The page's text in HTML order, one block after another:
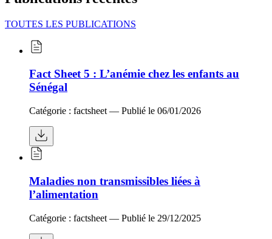
TOUTES LES PUBLICATIONS
Fact Sheet 5 : L’anémie chez les enfants au
Sénégal
Catégorie : factsheet — Publié le 06/01/2026
Maladies non transmissibles liées à
l’alimentation
Catégorie : factsheet — Publié le 29/12/2025